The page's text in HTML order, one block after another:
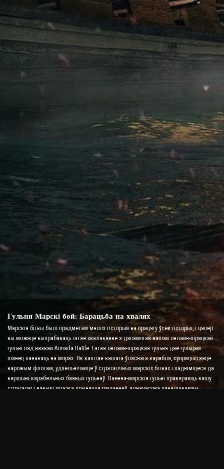
Гульня Марскі бой: Барацьба на хвалях
Марскія бітвы былі прадметам многіх гісторый на працягу ўсёй гісторыі, і цяпер
вы можаце выпрабаваць гэтае хваляванне з дапамогай нашай онлайн-пірацкай
гульні пад назвай Armada Battle. Гэтая онлайн-пірацкая гульня дае гульцам
шанец панаваць на морах. Як капітан вашага ўласнага карабля, супрацьстаяце
варожым флотам, удзельнічайце ў стратэгічных марскіх бітвах і падніміцеся да
вяршыні карабельных баявых гульняў. Ваенна-марскія гульні правяраюць вашу
стратэгію і навыкі хуткага прыняцця рашэнняў, адначасова павялічваючы